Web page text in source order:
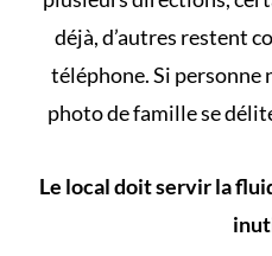
déjà, d’autres restent
téléphone. Si personne
photo de famille se
Le local doit servir la